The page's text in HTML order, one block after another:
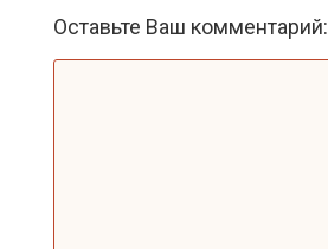
Оставьте Ваш комментарий: